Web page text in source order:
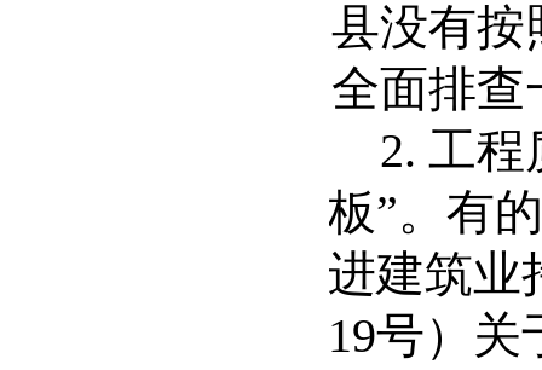
县没有按
全面排查
2. 工程
板”。有
进建筑业
19号）关